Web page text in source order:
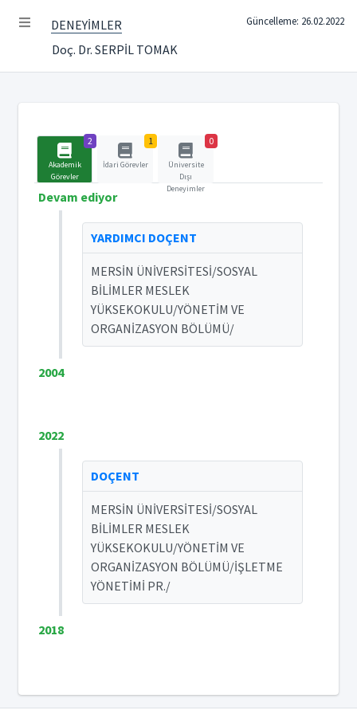
DENEYİMLER
Doç. Dr. SERPİL TOMAK
Güncelleme: 26.02.2022
2
Akademik
Görevler
1
İdari Görevler
0
Üniversite
Dışı
Deneyimler
Devam ediyor
YARDIMCI DOÇENT
MERSİN ÜNİVERSİTESİ/SOSYAL
BİLİMLER MESLEK
YÜKSEKOKULU/YÖNETİM VE
ORGANİZASYON BÖLÜMÜ/
2004
2022
DOÇENT
MERSİN ÜNİVERSİTESİ/SOSYAL
BİLİMLER MESLEK
YÜKSEKOKULU/YÖNETİM VE
ORGANİZASYON BÖLÜMÜ/İŞLETME
YÖNETİMİ PR./
2018